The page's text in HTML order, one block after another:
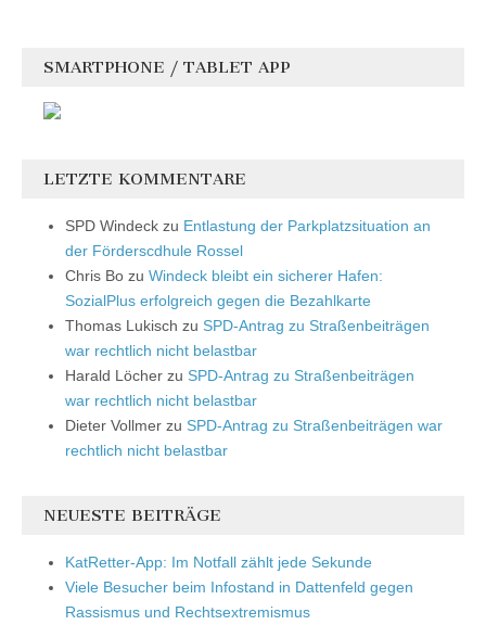
SMARTPHONE / TABLET APP
LETZTE KOMMENTARE
SPD Windeck zu Entlastung der Parkplatzsituation an
der Förderscdhule Rossel
Chris Bo zu Windeck bleibt ein sicherer Hafen:
SozialPlus erfolgreich gegen die Bezahlkarte
Thomas Lukisch zu SPD-Antrag zu Straßenbeiträgen
war rechtlich nicht belastbar
Harald Löcher zu SPD-Antrag zu Straßenbeiträgen
war rechtlich nicht belastbar
Dieter Vollmer zu SPD-Antrag zu Straßenbeiträgen war
rechtlich nicht belastbar
NEUESTE BEITRÄGE
KatRetter-App: Im Notfall zählt jede Sekunde
Viele Besucher beim Infostand in Dattenfeld gegen
Rassismus und Rechtsextremismus